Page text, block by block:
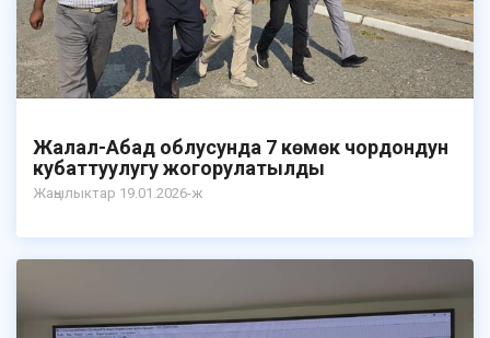
Жалал-Абад облусунда 7 көмөк чордондун
кубаттуулугу жогорулатылды
Жаңылыктар 19.01.2026-ж